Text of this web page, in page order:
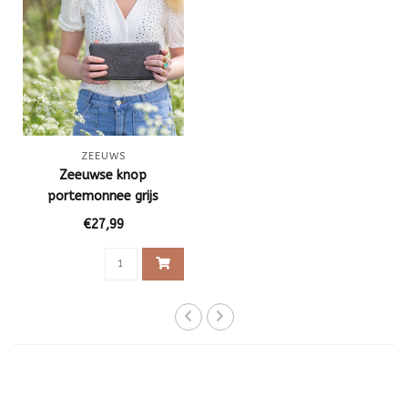
ZEEUWS
Zeeuwse knop
portemonnee grijs
€27,99